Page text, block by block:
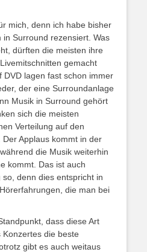
mich, denn ich habe bisher
in Surround rezensiert. Was
dürften die meisten ihre
gemacht
DVD lagen fast schon immer
der eine Surroundanlage
Musik in Surround gehört
sich die meisten
Verteilung auf den
Applaus kommt in der
die Musik weiterhin
kommt. Das ist auch
denn dies entspricht in
die man bei
dass diese Art
die beste
gibt es auch weitaus